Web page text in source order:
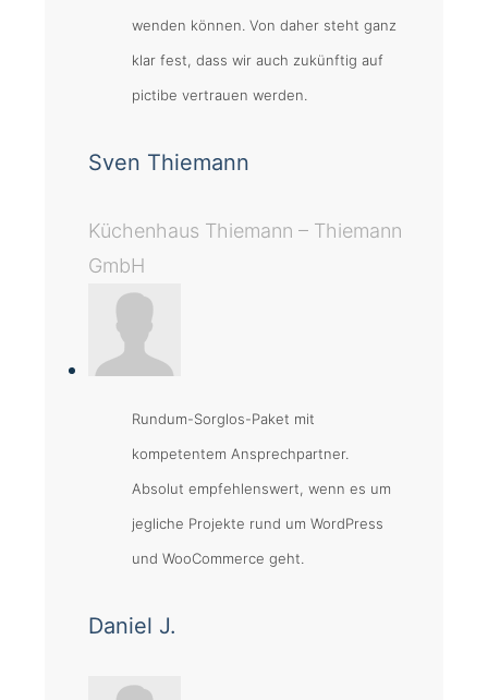
wenden können. Von daher steht ganz
klar fest, dass wir auch zukünftig auf
pictibe vertrauen werden.
Sven Thiemann
Küchenhaus Thiemann – Thiemann
GmbH
Rundum-Sorglos-Paket mit
kompetentem Ansprechpartner.
Absolut empfehlenswert, wenn es um
jegliche Projekte rund um WordPress
und WooCommerce geht.
Daniel J.